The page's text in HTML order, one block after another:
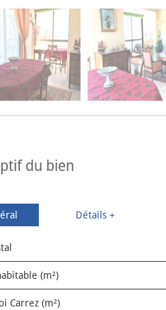
du bien
Détails +
(m²)
Carrez (m²)